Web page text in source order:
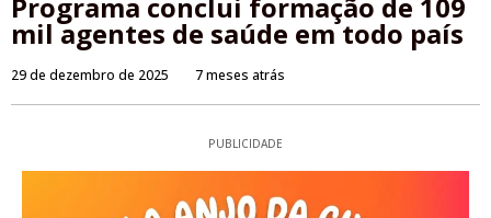
mil agentes de saúde em todo país
29 de dezembro de 2025 7 meses atrás
PUBLICIDADE